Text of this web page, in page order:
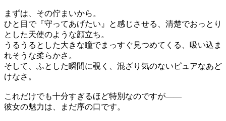
まずは、その佇まいから。
ひと目で『守ってあげたい』と感じさせる、清楚でおっとり
とした天使のような顔立ち。
うるうるとした大きな瞳でまっすぐ見つめてくる、吸い込ま
れそうな柔らかさ。
そして、ふとした瞬間に覗く、混ざり気のないピュアなあど
けなさ。
これだけでも十分すぎるほど特別なのですが――
彼女の魅力は、まだ序の口です。